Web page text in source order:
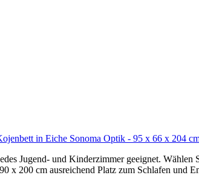
in Eiche Sonoma Optik - 95 x 66 x 204
Jugend- und Kinderzimmer geeignet. Wählen
cm ausreichend Platz zum Schlafen und